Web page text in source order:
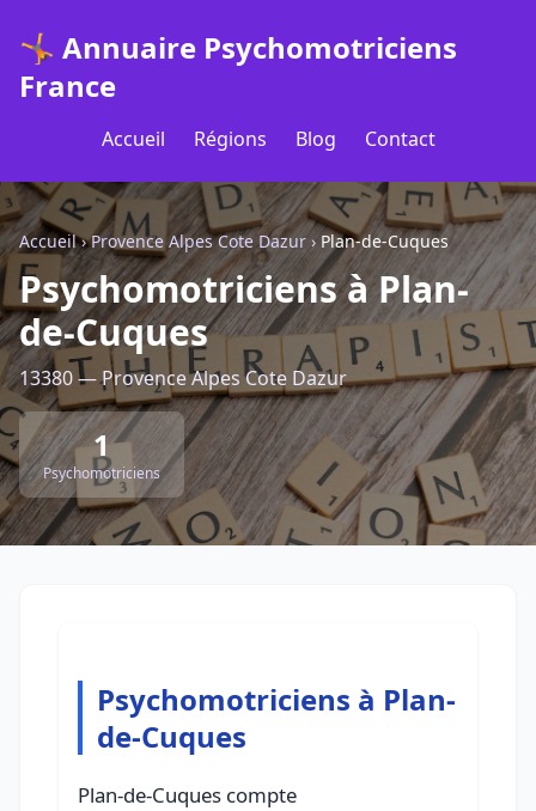
🤸 Annuaire Psychomotriciens
France
Accueil Régions Blog Contact
Accueil›Provence Alpes Cote Dazur› Plan-de-Cuques
Psychomotriciens à Plan-
de-Cuques
13380 — Provence Alpes Cote Dazur
1
Psychomotriciens
Psychomotriciens à Plan-
de-Cuques
Plan-de-Cuques compte